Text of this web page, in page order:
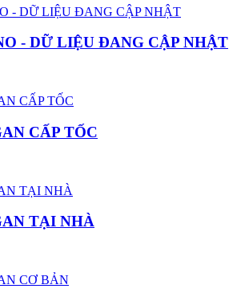
- DỮ LIỆU ĐANG CẬP NHẬT
CẤP TỐC
TẠI NHÀ